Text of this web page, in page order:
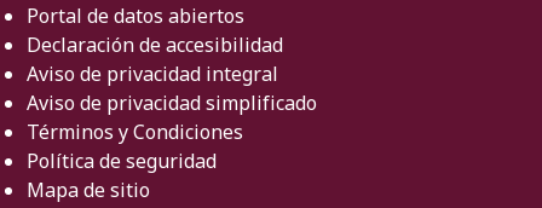
Portal de datos abiertos
Declaración de accesibilidad
Aviso de privacidad integral
Aviso de privacidad simplificado
Términos y Condiciones
Política de seguridad
Mapa de sitio